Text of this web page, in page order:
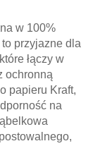
w 100%
przyjazne dla
łączy w
ochronną
papieru Kraft,
na